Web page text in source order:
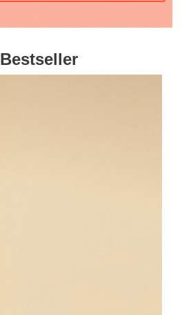
Bestseller